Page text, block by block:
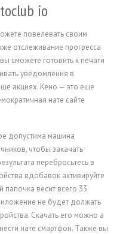
io
повелевать своим
отслеживание прогресса
сможете готовить к печати
уведомления в
акциях. Кено — это еще
нате сайте
допустима машина
чтобы закачать
перебросьтесь в
вдобавок активируйте
весит всего 33
не будет должать
Скачать его можно а
нате смартфон. Также вы